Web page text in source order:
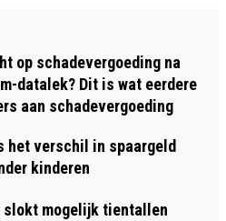
op schadevergoeding na
datalek? Dit is wat eerdere
aan schadevergoeding
het verschil in spaargeld
kinderen
slokt mogelijk tientallen